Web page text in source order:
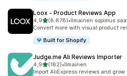
Loox ‑ Product Reviews App
4,9/ 5 tähteä
(8 878)
8878 arvostelua yhteensä
•Ilmainen sopimus
Convert more with visual product
Built for Shopify
Judge.me Ali Reviews Importer
4,9/ 5 tähteä
(182)
182 arvostelua yhteensä
•Ilmainen
Import AliExpress reviews and